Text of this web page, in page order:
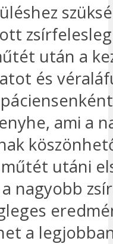
zsírfelesleg
után a
és
ami a
utáni
nagyobb
a